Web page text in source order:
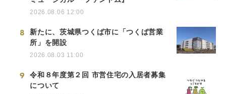
2026.08.06 12:00
8
新たに、茨城県つくば市に「つくば営業
所」を開設
2026.08.03 11:00
9
令和８年度第２回 市営住宅の入居者募集
について